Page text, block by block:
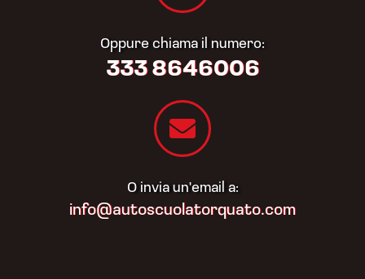
Oppure chiama il numero:
333 8646006
O invia un'email a:
info@autoscuolatorquato.com